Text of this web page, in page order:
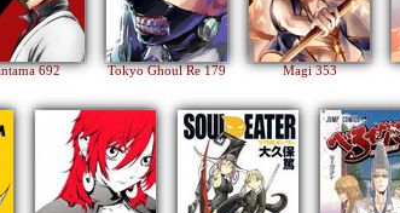
692 Tokyo Ghoul Re 179 Magi 353